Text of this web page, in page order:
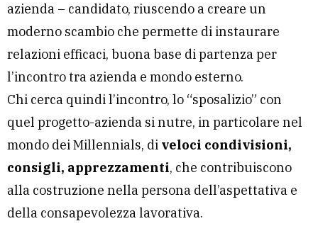
azienda – candidato, riuscendo a creare un
moderno scambio che permette di instaurare
relazioni efficaci, buona base di partenza per
l’incontro tra azienda e mondo esterno.
Chi cerca quindi l’incontro, lo “sposalizio” con
quel progetto-azienda si nutre, in particolare nel
mondo dei Millennials, di veloci condivisioni,
consigli, apprezzamenti, che contribuiscono
alla costruzione nella persona dell’aspettativa e
della consapevolezza lavorativa.